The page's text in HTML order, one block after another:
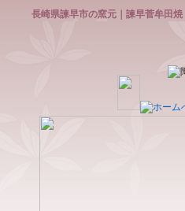
長崎県諫早市の窯元｜諫早菅牟田